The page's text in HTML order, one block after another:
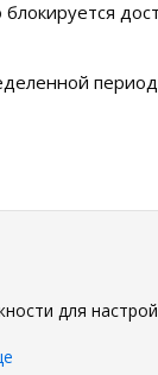
блокируется
для